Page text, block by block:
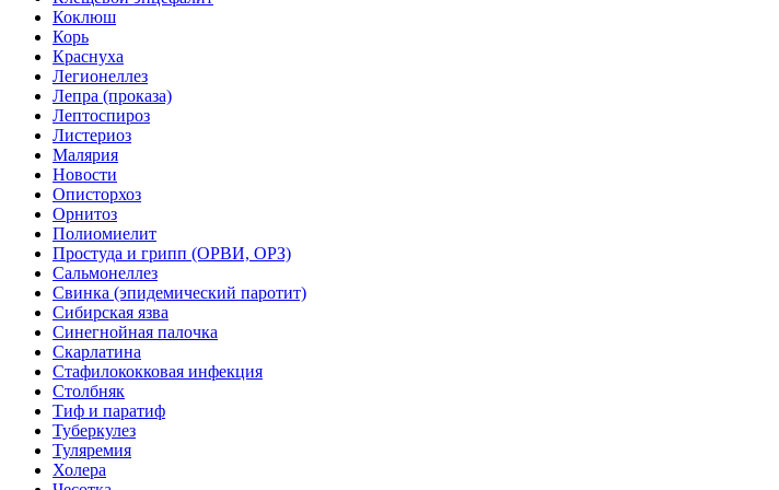
Коклюш
Корь
Краснуха
Легионеллез
Лепра (проказа)
Лептоспироз
Листериоз
Малярия
Новости
Описторхоз
Орнитоз
Полиомиелит
Простуда и грипп (ОРВИ, ОРЗ)
Сальмонеллез
Свинка (эпидемический паротит)
Сибирская язва
Синегнойная палочка
Скарлатина
Стафилококковая инфекция
Столбняк
Тиф и паратиф
Туберкулез
Туляремия
Холера